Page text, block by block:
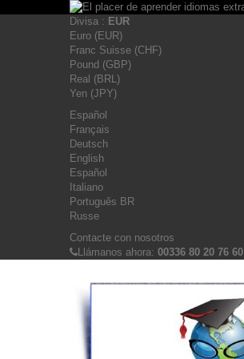
Divisa : EUR
Euro (EUR)
Franc Suisse (CHF)
Pound (GBP)
Real (BRL)
Yen (JPY)
Español
Français
Deutsch
English
Español
Italiano
Português BR
Russe
Contacte con nosotros
Llámanos ahora: 00336 80 20 76 60